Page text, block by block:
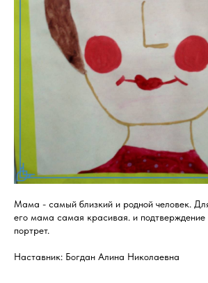
Мама - самый близкий и родной человек.
его мама самая красивая. и подтверждение
портрет.
Наставник: Богдан Алина Николаевна